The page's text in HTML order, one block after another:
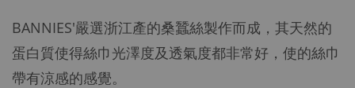
BANNIES'嚴選浙江產的桑蠶絲製作而成，其天然的
蛋白質使得絲巾光澤度及透氣度都非常好，使的絲巾
帶有涼感的感覺。